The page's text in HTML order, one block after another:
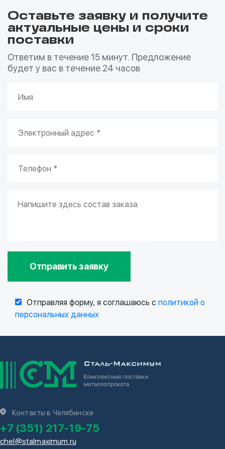
Оставьте заявку и получите
актуальные цены и сроки
поставки
Ответим в течение 15 минут. Предложение
будет у вас в течение 24 часов
Отправить заявку
Отправляя форму, я соглашаюсь с политикой о
персональных данных
Контакты в Челябинске
+7 (351) 217-19-75
chel@stalmaximum.ru